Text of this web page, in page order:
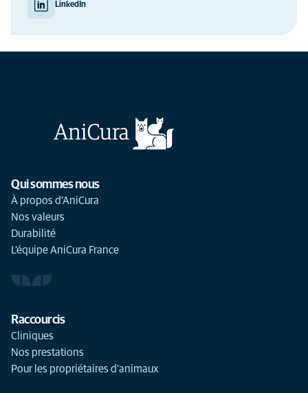
LinkedIn
Qui sommes nous
À propos d'AniCura
Nos valeurs
Durabilité
L'équipe AniCura France
Raccourcis
Cliniques
Nos prestations
Pour les propriétaires d'animaux